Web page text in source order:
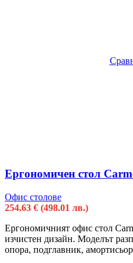
Ергономичен стол
Офис столове
254.63 € (498.01 лв.)
Ергономичният офис стол
изчистен дизайн. Моделът
опора, подглавник, амортисьор